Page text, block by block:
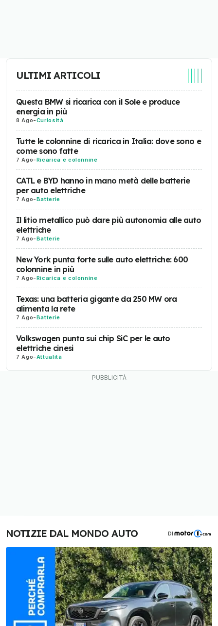
ULTIMI ARTICOLI
Questa BMW si ricarica con il Sole e produce
energia in più
8 Ago-Curiosità
Tutte le colonnine di ricarica in Italia: dove sono e
come sono fatte
7 Ago-Ricarica e colonnine
CATL e BYD hanno in mano metà delle batterie
per auto elettriche
7 Ago-Batterie
Il litio metallico può dare più autonomia alle auto
elettriche
7 Ago-Batterie
New York punta forte sulle auto elettriche: 600
colonnine in più
7 Ago-Ricarica e colonnine
Texas: una batteria gigante da 250 MW ora
alimenta la rete
7 Ago-Batterie
Volkswagen punta sui chip SiC per le auto
elettriche cinesi
7 Ago-Attualità
NOTIZIE DAL MONDO AUTO DI